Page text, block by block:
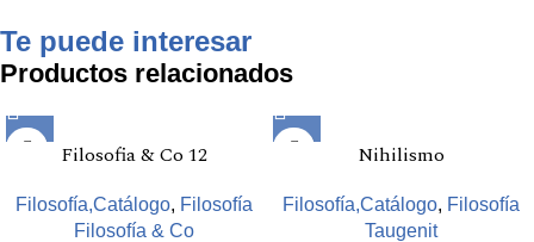
Te puede interesar
Productos relacionados
Filosofia & Co 12
Filosofía,Catálogo, Filosofía
Filosofía & Co
Nihilismo
Filosofía,Catálogo, Filosofía
Taugenit